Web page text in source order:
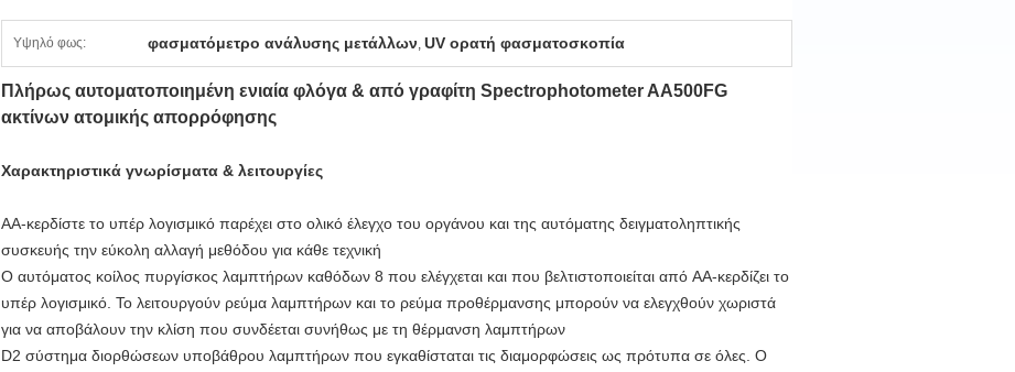
Υψηλό φως: φασματόμετρο ανάλυσης μετάλλων, UV ορατή φασματοσκοπία
Πλήρως αυτοματοποιημένη ενιαία φλόγα & από γραφίτη Spectrophotometer AA500FG
ακτίνων ατομικής απορρόφησης
Χαρακτηριστικά γνωρίσματα & λειτουργίες
AA-κερδίστε το υπέρ λογισμικό παρέχει στο ολικό έλεγχο του οργάνου και της αυτόματης δειγματοληπτικής
συσκευής την εύκολη αλλαγή μεθόδου για κάθε τεχνική
Ο αυτόματος κοίλος πυργίσκος λαμπτήρων καθόδων 8 που ελέγχεται και που βελτιστοποιείται από AA-κερδίζει το
υπέρ λογισμικό. Το λειτουργούν ρεύμα λαμπτήρων και το ρεύμα προθέρμανσης μπορούν να ελεγχθούν χωριστά
για να αποβάλουν την κλίση που συνδέεται συνήθως με τη θέρμανση λαμπτήρων
D2 σύστημα διορθώσεων υποβάθρου λαμπτήρων που εγκαθίσταται τις διαμορφώσεις ως πρότυπα σε όλες. Ο